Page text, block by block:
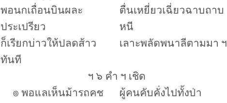
พอนกเถื่อนบินผละ
ประเปรียว
ตื่นเหยี่ยวเฉี่ยวฉาบถาบ
หนี
ก็เรียกบ่าวให้ปลดส้าว
ทันที
เลาะพลัดพนาลีตามมา ฯ
ฯ ๖ คำ ฯ เชิด
๏ พอแลเห็นม้ารถคช
ผู้คนคับคั่งไปทั้งป่า